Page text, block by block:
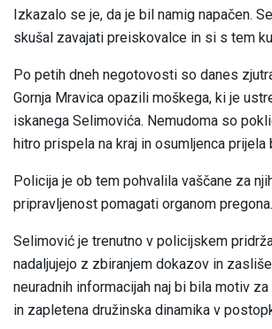
Izkazalo se je, da je bil namig napačen.
skušal zavajati preiskovalce in si s tem
Po petih dneh negotovosti so danes
Gornja Mravica opazili moškega, ki je
iskanega Selimovića. Nemudoma so
hitro prispela na kraj in osumljenca prijela
Policija je ob tem pohvalila vaščane za
pripravljenost pomagati organom pregona.
Selimović je trenutno v policijskem
nadaljujejo z zbiranjem dokazov in
neuradnih informacijah naj bi bila motiv
in zapletena družinska dinamika v